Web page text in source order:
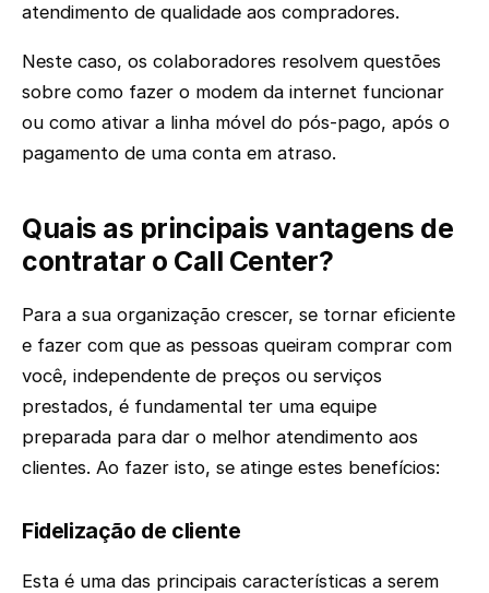
atendimento de qualidade aos compradores.
Neste caso, os colaboradores resolvem questões
sobre como fazer o modem da internet funcionar
ou como ativar a linha móvel do pós-pago, após o
pagamento de uma conta em atraso.
Quais as principais vantagens de
contratar o Call Center?
Para a sua organização crescer, se tornar eficiente
e fazer com que as pessoas queiram comprar com
você, independente de preços ou serviços
prestados, é fundamental ter uma equipe
preparada para dar o melhor atendimento aos
clientes. Ao fazer isto, se atinge estes benefícios:
Fidelização de cliente
Esta é uma das principais características a serem